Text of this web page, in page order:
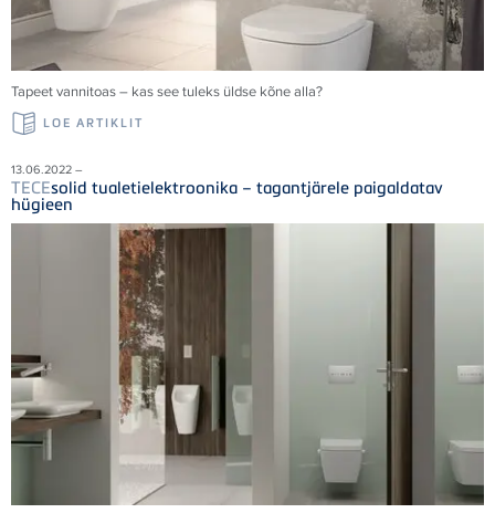
Tapeet vannitoas – kas see tuleks üldse kõne alla?
LOE ARTIKLIT
13.06.2022 –
TECEsolid tualetielektroonika – tagantjärele paigaldatav
hügieen